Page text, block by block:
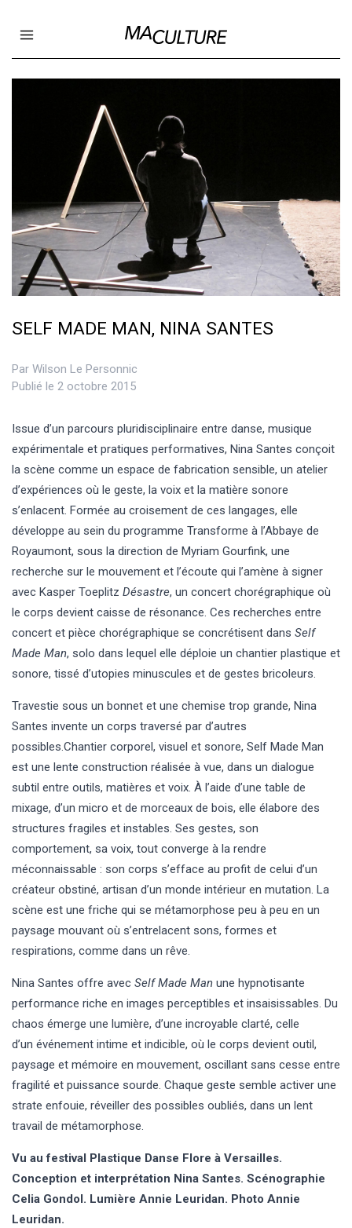
Open main menu
Ma Culture
SELF MADE MAN, NINA SANTES
Par Wilson Le Personnic
Publié le 2 octobre 2015
Issue d’un parcours pluridisciplinaire entre danse, musique
expérimentale et pratiques performatives, Nina Santes conçoit
la scène comme un espace de fabrication sensible, un atelier
d’expériences où le geste, la voix et la matière sonore
s’enlacent. Formée au croisement de ces langages, elle
développe au sein du programme Transforme à l’Abbaye de
Royaumont, sous la direction de Myriam Gourfink, une
recherche sur le mouvement et l’écoute qui l’amène à signer
avec Kasper Toeplitz Désastre, un concert chorégraphique où
le corps devient caisse de résonance. Ces recherches entre
concert et pièce chorégraphique se concrétisent dans Self
Made Man, solo dans lequel elle déploie un chantier plastique et
sonore, tissé d’utopies minuscules et de gestes bricoleurs.
Travestie sous un bonnet et une chemise trop grande, Nina
Santes invente un corps traversé par d’autres
possibles.Chantier corporel, visuel et sonore, Self Made Man
est une lente construction réalisée à vue, dans un dialogue
subtil entre outils, matières et voix. À l’aide d’une table de
mixage, d’un micro et de morceaux de bois, elle élabore des
structures fragiles et instables. Ses gestes, son
comportement, sa voix, tout converge à la rendre
méconnaissable : son corps s’efface au profit de celui d’un
créateur obstiné, artisan d’un monde intérieur en mutation. La
scène est une friche qui se métamorphose peu à peu en un
paysage mouvant où s’entrelacent sons, formes et
respirations, comme dans un rêve.
Nina Santes offre avec Self Made Man une hypnotisante
performance riche en images perceptibles et insaisissables. Du
chaos émerge une lumière, d’une incroyable clarté, celle
d’un événement intime et indicible, où le corps devient outil,
paysage et mémoire en mouvement, oscillant sans cesse entre
fragilité et puissance sourde. Chaque geste semble activer une
strate enfouie, réveiller des possibles oubliés, dans un lent
travail de métamorphose.
Vu au festival Plastique Danse Flore à Versailles.
Conception et interprétation Nina Santes. Scénographie
Celia Gondol. Lumière Annie Leuridan. Photo Annie
Leuridan.